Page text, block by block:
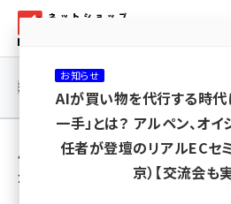
ン
ネットショップ
連載・特集 |
用語「地図」 が使われて
全 3 記事中 1 ～ 3 を表示中
お知らせ
AIが買い物を代行する時代
一手」とは？ アルペン、オ
任者が登壇のリアルECセ
京）【交流会も